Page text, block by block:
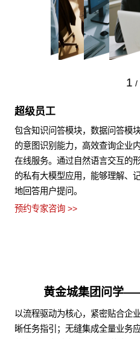
1 /
超级员工
包含知识问答模块，数据问答模
的意图识别能力，高效查询企业
在线服务。通过自然语言交互的
的私有大模型应用，能够理解、
地回答用户提问。
预约专家咨询 >>
黄金城集团问学
以流程驱动为核心，紧密贴合企
晰任务指引；无缝集成全量业务